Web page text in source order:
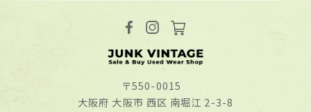
〒550-0015
⼤阪府 ⼤阪市 ⻄区 南堀江 2-3-8